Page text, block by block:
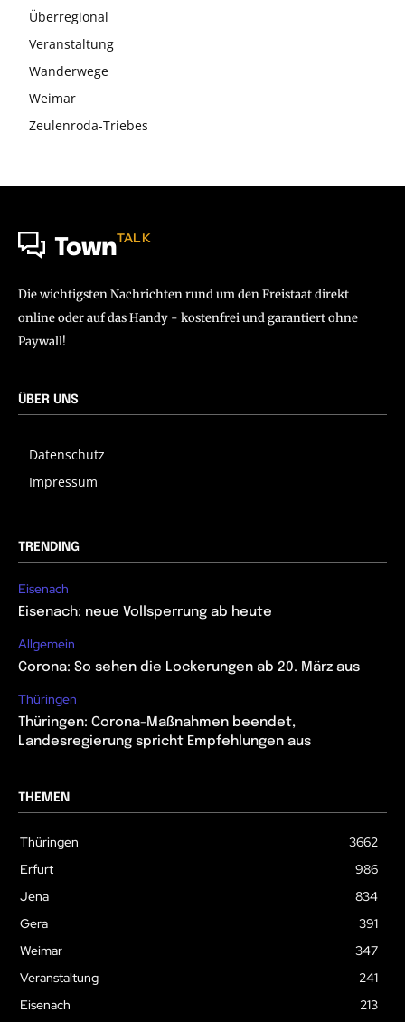
Überregional
Veranstaltung
Wanderwege
Weimar
Zeulenroda-Triebes
TownTALK
Die wichtigsten Nachrichten rund um den Freistaat direkt
online oder auf das Handy - kostenfrei und garantiert ohne
Paywall!
ÜBER UNS
Datenschutz
Impressum
TRENDING
Eisenach
Eisenach: neue Vollsperrung ab heute
Allgemein
Corona: So sehen die Lockerungen ab 20. März aus
Thüringen
Thüringen: Corona-Maßnahmen beendet,
Landesregierung spricht Empfehlungen aus
THEMEN
Thüringen
3662
Erfurt
986
Jena
834
Gera
391
Weimar
347
Veranstaltung
241
Eisenach
213